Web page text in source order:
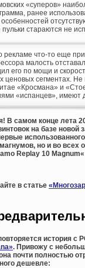
«суперов»
ранее
стараются не
что-то еще
малость
его по мощи и
сегментах.
«Кросмана» и
«испанцев», имеют
В самом конце лета
на базе новой
но и во
Replay 10
в статье
история с
. Привожу с
почти полностью
дешевле: